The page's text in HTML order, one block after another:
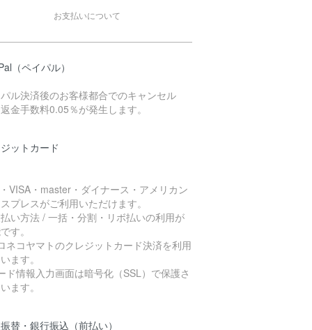
お支払いについて
（ペイパル）
ル決済後のお客様都合でのキャンセル
金手数料0.05％が発生します。
ットカード
VISA・master・ダイナース・アメリカン
プレスがご利用いただけます。
い方法 / 一括・分割・リボ払いの利用が
す。
ネコヤマトのクレジットカード決済を利用
ます。
ド情報入力画面は暗号化（SSL）で保護さ
ます。
替・銀行振込（前払い）